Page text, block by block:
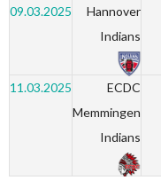
09.03.2025
Hannover
Indians
11.03.2025
ECDC
Memmingen
Indians